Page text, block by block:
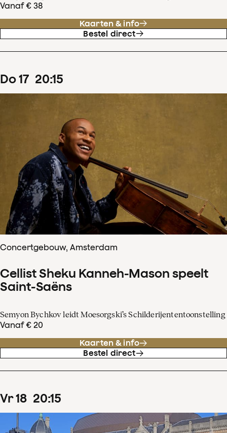
Vanaf € 38
Kaarten & info
Bestel direct
do17 20:15
Concertgebouw, Amsterdam
Cellist Sheku Kanneh-Mason speelt
Saint-Saëns
Semyon Bychkov leidt Moesorgski’s Schilderijententoonstelling
Vanaf € 20
Kaarten & info
Bestel direct
vr18 20:15